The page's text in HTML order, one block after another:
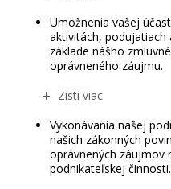
Umožnenia vašej
aktivitách, podujatiach
základe nášho
oprávneného záujmu.
Zisti viac
Vykonávania našej
našich zákonných
oprávnených záujmov
podnikateľskej činnosti.